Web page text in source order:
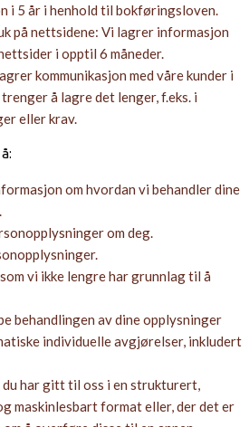
i 5 år i henhold til bokføringsloven.
på nettsidene: Vi lagrer informasjon
i opptil 6 måneder.
kommunikasjon med våre kunder i
å lagre det lenger, f.eks. i
eller krav.
om hvordan vi behandler dine
om deg.
vi ikke lengre har grunnlag til å
behandlingen av dine opplysninger
individuelle avgjørelser, inkludert
har gitt til oss i en strukturert,
maskinlesbart format eller, der det er